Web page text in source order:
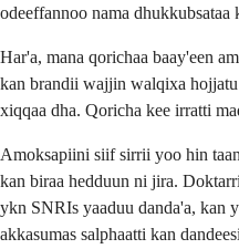
odeeffannoo nama dhukkubsataa
Har'a, mana qorichaa baay'een
kan brandii wajjin walqixa
xiqqaa dha. Qoricha kee irratti
Amoksapiini siif sirrii yoo hin
kan biraa hedduun ni jira.
ykn SNRIs yaaduu danda'a, kan
akkasumas salphaatti kan